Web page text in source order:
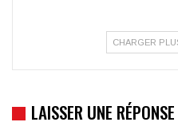
CHARGER
LAISSER UNE RÉPONSE